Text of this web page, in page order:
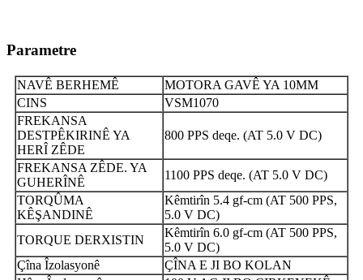
Parametre
NAVÊ BERHEMÊ
MOTORA GAVÊ YA 10MM
CINS
VSM1070
FREKANSA
DESTPÊKIRINÊ YA
HERÎ ZÊDE
800 PPS deqe. (AT 5.0 V DC)
FREKANSA ZÊDE. YA
GUHERÎNÊ
1100 PPS deqe. (AT 5.0 V DC)
TORQÛMA
KÊŞANDINÊ
Kêmtirîn 5.4 gf-cm (AT 500 PPS,
5.0 V DC)
TORQUE DERXISTIN
Kêmtirîn 6.0 gf-cm (AT 500 PPS,
5.0 V DC)
Çîna Îzolasyonê
ÇÎNA E JI BO KOLAN